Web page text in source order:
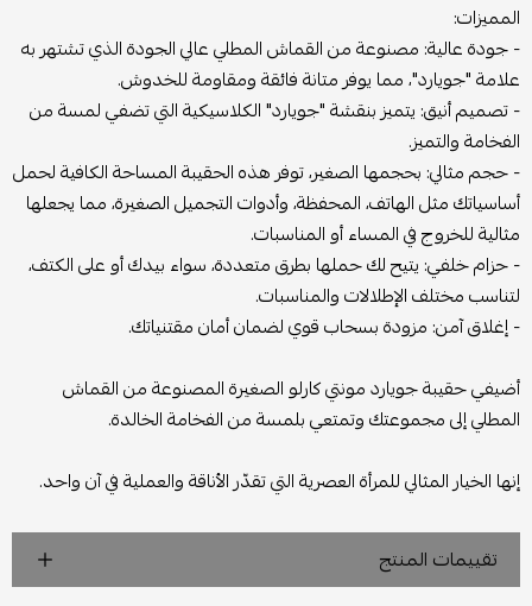
المميزات:
- جودة عالية: مصنوعة من القماش المطلي عالي الجودة الذي تشتهر به
علامة "جويارد"، مما يوفر متانة فائقة ومقاومة للخدوش.
- تصميم أنيق: يتميز بنقشة "جويارد" الكلاسيكية التي تضفي لمسة من
الفخامة والتميز.
- حجم مثالي: بحجمها الصغير، توفر هذه الحقيبة المساحة الكافية لحمل
أساسياتك مثل الهاتف، المحفظة، وأدوات التجميل الصغيرة، مما يجعلها
مثالية للخروج في المساء أو المناسبات.
- حزام خلفي: يتيح لك حملها بطرق متعددة، سواء بيدك أو على الكتف،
لتناسب مختلف الإطلالات والمناسبات.
- إغلاق آمن: مزودة بسحاب قوي لضمان أمان مقتنياتك.
أضيفي حقيبة جويارد مونتي كارلو الصغيرة المصنوعة من القماش
المطلي إلى مجموعتك وتمتعي بلمسة من الفخامة الخالدة.
إنها الخيار المثالي للمرأة العصرية التي تقدّر الأناقة والعملية في آن واحد.
تقييمات المنتج